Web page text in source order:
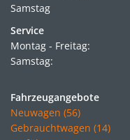
Samstag
Service
Montag - Freitag:
Samstag:
Fahrzeugangebote
Neuwagen (56)
Gebrauchtwagen (14)